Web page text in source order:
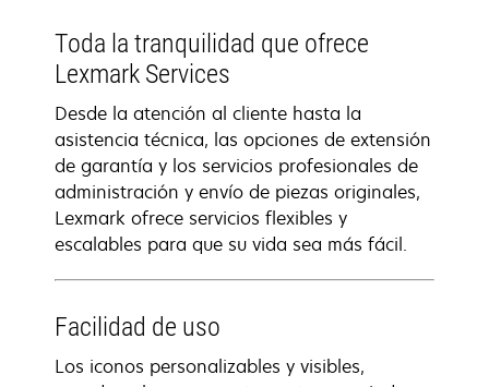
Toda la tranquilidad que ofrece
Lexmark Services
Desde la atención al cliente hasta la
asistencia técnica, las opciones de extensión
de garantía y los servicios profesionales de
administración y envío de piezas originales,
Lexmark ofrece servicios flexibles y
escalables para que su vida sea más fácil.
Facilidad de uso
Los iconos personalizables y visibles,